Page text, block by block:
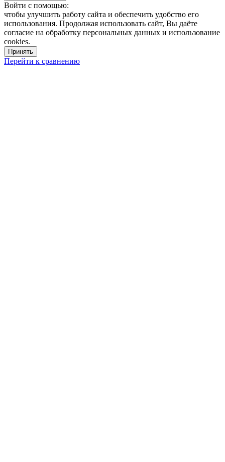
Войти с помощью:
чтобы улучшить работу сайта и обеспечить удобство его
использования. Продолжая использовать сайт, Вы даёте
согласие на обработку персональных данных и использование
cookies.
Принять
Перейти к сравнению